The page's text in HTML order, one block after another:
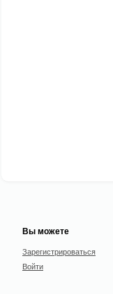
Вы можете
Зарегистрироваться
Войти